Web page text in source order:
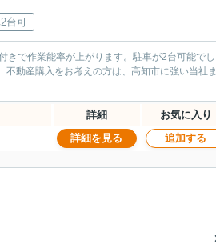
台可
きで作業能率が上がります。駐車が2台可能でし
動産購入をお考えの方は、高知市に強い当社ま
詳細 お気に入り
詳細を見る 追加する